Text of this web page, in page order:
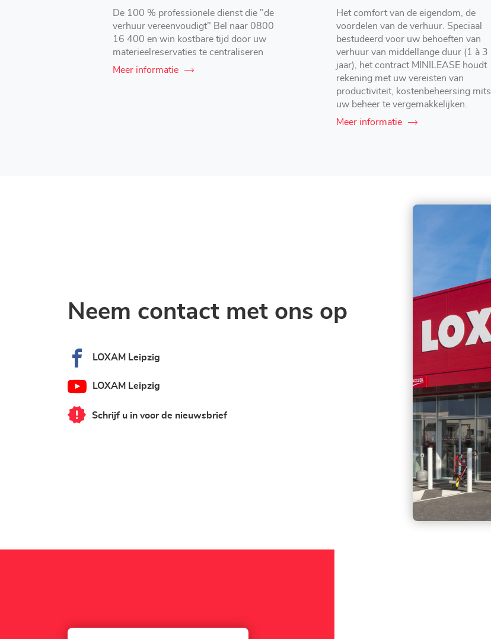
De 100 % professionele dienst die "de
verhuur vereenvoudigt" Bel naar 0800
16 400 en win kostbare tijd door uw
materieelreservaties te centraliseren
Meer informatie
Het comfort van de eigendom, de
voordelen van de verhuur. Speciaal
bestudeerd voor uw behoeften van
verhuur van middellange duur (1 à 3
jaar), het contract MINILEASE houdt
rekening met uw vereisten van
productiviteit, kostenbeheersing mits
uw beheer te vergemakkelijken.
Meer informatie
Neem contact met ons op
LOXAM Leipzig
LOXAM Leipzig
Schrijf u in voor de nieuwsbrief
van